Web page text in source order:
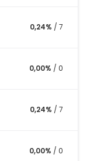
0,24% / 7
0,00% / 0
0,24% / 7
0,00% / 0